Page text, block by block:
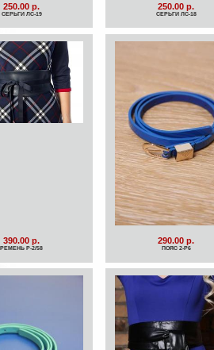
250.00 р.
СЕРЬГИ ЛС-19
250.00 р.
СЕРЬГИ ЛС-18
390.00 р.
РЕМЕНЬ Р-2/58
290.00 р.
ПОЯС 2-Р6